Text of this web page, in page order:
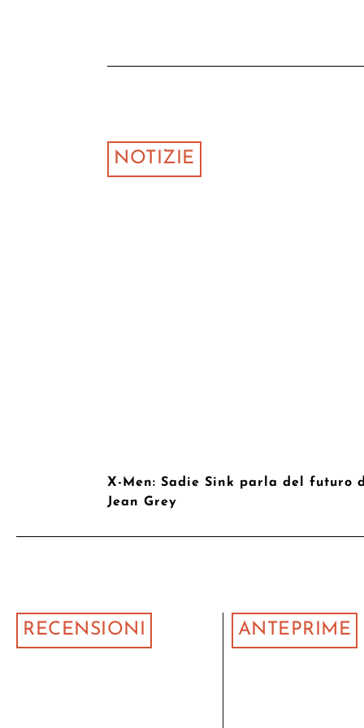
NOTIZIE
X-Men: Sadie Sink parla del futuro
Jean Grey
RECENSIONI ANTEPRIME